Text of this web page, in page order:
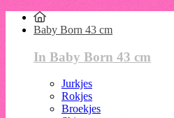
Baby Born 43 cm
In Baby Born 43 cm
Jurkjes
Rokjes
Broekjes